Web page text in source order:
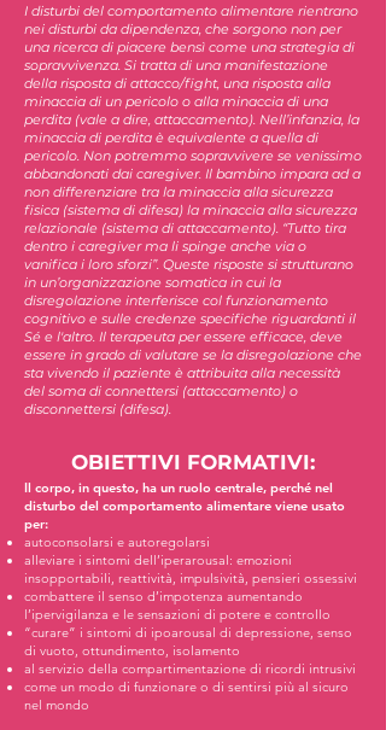
I disturbi del comportamento alimentare rientrano
nei disturbi da dipendenza, che sorgono non per
una ricerca di piacere bensì come una strategia di
sopravvivenza. Si tratta di una manifestazione
della risposta di attacco/fight, una risposta alla
minaccia di un pericolo o alla minaccia di una
perdita (vale a dire, attaccamento). Nell’infanzia, la
minaccia di perdita è equivalente a quella di
pericolo. Non potremmo sopravvivere se venissimo
abbandonati dai caregiver. Il bambino impara ad a
non differenziare tra la minaccia alla sicurezza
fisica (sistema di difesa) la minaccia alla sicurezza
relazionale (sistema di attaccamento). “Tutto tira
dentro i caregiver ma li spinge anche via o
vanifica i loro sforzi”. Queste risposte si strutturano
in un’organizzazione somatica in cui la
disregolazione interferisce col funzionamento
cognitivo e sulle credenze specifiche riguardanti il
Sé e l'altro. Il terapeuta per essere efficace, deve
essere in grado di valutare se la disregolazione che
sta vivendo il paziente è attribuita alla necessità
del soma di connettersi (attaccamento) o
disconnettersi (difesa).
OBIETTIVI FORMATIVI:
Il corpo, in questo, ha un ruolo centrale, perché nel
disturbo del comportamento alimentare viene usato
per:
autoconsolarsi e autoregolarsi
alleviare i sintomi dell’iperarousal: emozioni
insopportabili, reattività, impulsività, pensieri ossessivi
combattere il senso d’impotenza aumentando
l’ipervigilanza e le sensazioni di potere e controllo
“curare” i sintomi di ipoarousal di depressione, senso
di vuoto, ottundimento, isolamento
al servizio della compartimentazione di ricordi intrusivi
come un modo di funzionare o di sentirsi più al sicuro
nel mondo